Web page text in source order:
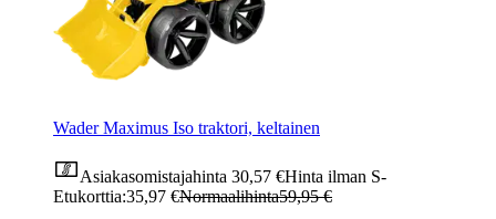
Wader Maximus Iso traktori, keltainen
Asiakasomistajahinta 30,57 €Hinta ilman S-
Etukorttia:35,97 €Normaalihinta59,95 €